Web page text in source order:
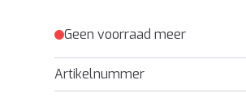
Geen voorraad meer
Artikelnummer